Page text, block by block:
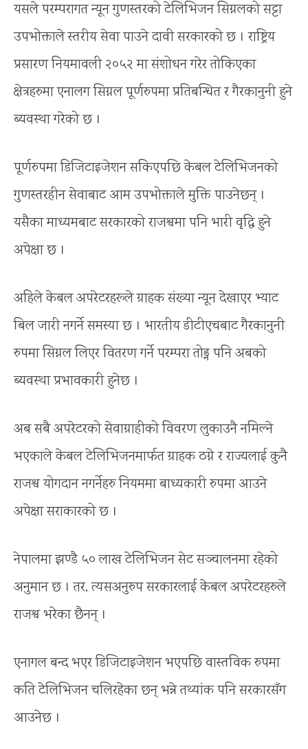
यसले परम्परागत न्यून गुणस्तरको टेलिभिजन सिग्नलको सट्टा
उपभोक्ताले स्तरीय सेवा पाउने दावी सरकारको छ । राष्ट्रिय
प्रसारण नियमावली २०५२ मा संशोधन गरेर तोकिएका
क्षेत्रहरुमा एनालग सिग्नल पूर्णरुपमा प्रतिबन्धित र गैरकानुनी हुने
ब्यवस्था गरेको छ ।
पूर्णरुपमा डिजिटाइजेशन सकिएपछि केबल टेलिभिजनको
गुणस्तरहीन सेवाबाट आम उपभोक्ताले मुक्ति पाउनेछन् ।
यसैका माध्यमबाट सरकारको राजश्वमा पनि भारी वृद्धि हुने
अपेक्षा छ ।
अहिले केबल अपरेटरहरूले ग्राहक संख्या न्यून देखाएर भ्याट
बिल जारी नगर्ने समस्या छ । भारतीय डीटीएचबाट गैरकानुनी
रुपमा सिग्नल लिएर वितरण गर्ने परम्परा तोड्न पनि अबको
ब्यवस्था प्रभावकारी हुनेछ ।
अब सबै अपरेटरको सेवाग्राहीको विवरण लुकाउनै नमिल्ने
भएकाले केबल टेलिभिजनमार्फत ग्राहक ठग्ने र राज्यलाई कुनै
राजश्व योगदान नगर्नेहरु नियममा बाध्यकारी रुपमा आउने
अपेक्षा सराकारको छ ।
नेपालमा झण्डै ५० लाख टेलिभिजन सेट सञ्चालनमा रहेको
अनुमान छ । तर, त्यसअनुरुप सरकारलाई केबल अपरेटरहरुले
राजश्व भरेका छैनन् ।
एनागल बन्द भएर डिजिटाइजेशन भएपछि वास्तविक रुपमा
कति टेलिभिजन चलिरहेका छन् भन्ने तथ्यांक पनि सरकारसँग
आउनेछ ।